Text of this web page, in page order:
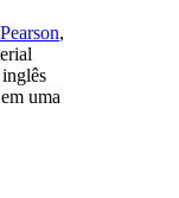
,
uma